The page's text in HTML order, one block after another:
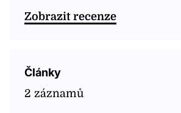
Zobrazit recenze
Články
2 záznamů